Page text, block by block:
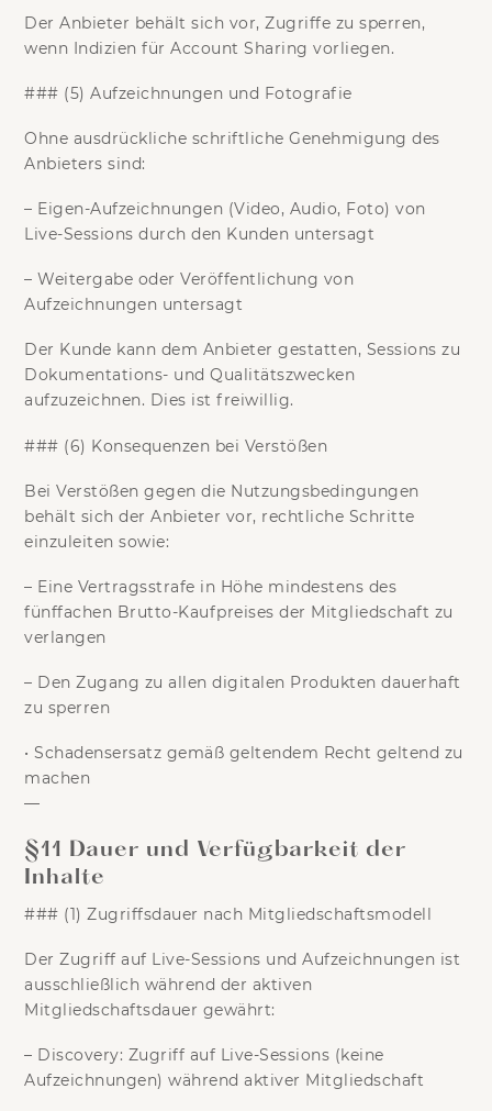
Der Anbieter behält sich vor, Zugriffe zu sperren,
wenn Indizien für Account Sharing vorliegen.
### (5) Aufzeichnungen und Fotografie
Ohne ausdrückliche schriftliche Genehmigung des
Anbieters sind:
– Eigen-Aufzeichnungen (Video, Audio, Foto) von
Live-Sessions durch den Kunden untersagt
–Weitergabe oder Veröffentlichung von
Aufzeichnungen untersagt
Der Kunde kann dem Anbieter gestatten, Sessions zu
Dokumentations- und Qualitätszwecken
aufzuzeichnen. Dies ist freiwillig.
### (6) Konsequenzen bei Verstößen
Bei Verstößen gegen die Nutzungsbedingungen
behält sich der Anbieter vor, rechtliche Schritte
einzuleiten sowie:
– Eine Vertragsstrafe in Höhe mindestens des
fünffachen Brutto-Kaufpreises der Mitgliedschaft zu
verlangen
– Den Zugang zu allen digitalen Produktendauerhaft
zu sperren
•Schadensersatz gemäß geltendem Recht geltend zu
machen
—
§11 Dauer und Verfügbarkeit der
Inhalte
### (1) Zugriffsdauer nach Mitgliedschaftsmodell
Der Zugriff auf Live-Sessions und Aufzeichnungen ist
ausschließlich während der aktiven
Mitgliedschaftsdauer gewährt:
– Discovery: Zugriff auf Live-Sessions (keine
Aufzeichnungen) während aktiver Mitgliedschaft